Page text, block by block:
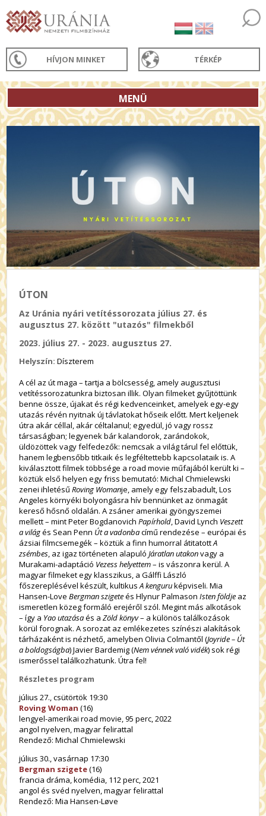
HÍVJON MINKET TÉRKÉP
MENÜ
ÚTON
Az Uránia nyári vetítéssorozata július 27. és
augusztus 27. között "utazós" filmekből
2023. július 27. - 2023. augusztus 27.
Helyszín:Díszterem
A cél az út maga – tartja a bölcsesség, amely augusztusi
vetítéssorozatunkra biztosan illik. Olyan filmeket gyűjtöttünk
benne össze, újakat és régi kedvenceinket, amelyek egy-egy
utazás révén nyitnak új távlatokat hőseik előtt. Mert keljenek
útra akár céllal, akár céltalanul; egyedül, jó vagy rossz
társaságban; legyenek bár kalandorok, zarándokok,
üldözöttek vagy felfedezők: nemcsak a világ tárul fel előttük,
hanem legbensőbb titkaik és legféltettebb kapcsolataik is. A
kiválasztott filmek többsége a road movie műfajából került ki –
köztük első helyen egy friss bemutató: Michal Chmielewski
zenei ihletésűRoving Womanje, amely egy felszabadult, Los
Angeles környéki bolyongásra hív bennünket az önmagát
kereső hősnő oldalán. A zsáner amerikai gyöngyszemei
mellett – mint Peter BogdanovichPapírhold, David Lynch Veszett
a világés Sean Penn Út a vadonbacímű rendezése – európai és
ázsiai filmcsemegék – köztük a finn humorral átitatottA
zsémbes, az igaz történeten alapulóJáratlan utakonvagy a
Murakami-adaptáció Vezess helyettem– is vászonra kerül. A
magyar filmeket egy klasszikus, a Gálffi László
főszereplésével készült, kultikusA kenguruképviseli. Mia
Hansen-LoveBergman szigeteés Hlynur PalmasonIsten földje az
ismeretlen közeg formáló erejéről szól. Megint más alkotások
– így a Yao utazásaés aZöld könyv– a különös találkozások
körül forognak. A sorozat az emlékezetes színészi alakítások
tárházaként is nézhető, amelyben Olivia Colmantől (Joyride – Út
a boldogságba) Javier Bardemig (Nem vénnek való vidék) sok régi
ismerőssel találkozhatunk. Útra fel!
Részletes program
július 27., csütörtök 19:30
Roving Woman (16)
lengyel-amerikai road movie, 95 perc, 2022
angol nyelven, magyar felirattal
Rendező: Michal Chmielewski
július 30., vasárnap 17:30
Bergman szigete(16)
francia dráma, komédia, 112 perc, 2021
angol és svéd nyelven, magyar felirattal
Rendező: Mia Hansen-Løve